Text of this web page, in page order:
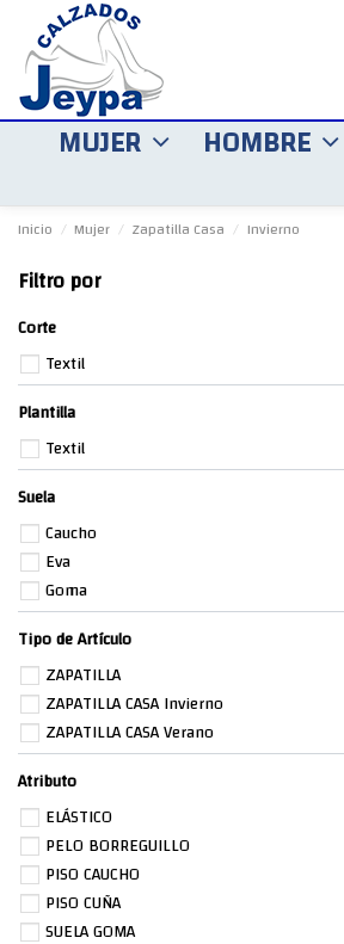
MUJER HOMBRE
Inicio Mujer Zapatilla Casa Invierno
Filtro por
Corte
Textil
Plantilla
Textil
Suela
Caucho
Eva
Goma
Tipo de Artículo
ZAPATILLA
ZAPATILLA CASA Invierno
ZAPATILLA CASA Verano
Atributo
ELÁSTICO
PELO BORREGUILLO
PISO CAUCHO
PISO CUÑA
SUELA GOMA